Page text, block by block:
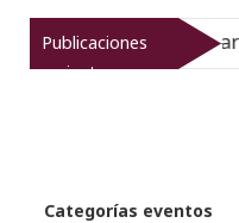
Publicaciones
recientes
el patrimonio
Categorías eventos